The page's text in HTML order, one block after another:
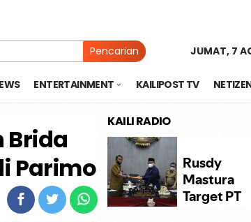
Pencarian JUMAT, 7
ENTERTAINMENT KAILIPOST TV
Brida
Parimo
KAILI RADIO